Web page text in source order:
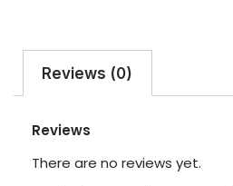
Reviews (0)
Reviews
There are no reviews yet.